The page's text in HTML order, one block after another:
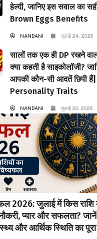
हेल्दी, जानिए इस सवाल का
Brown Eggs Benefits
NANDANI जुलाई 24, 2026
सालों तक एक ही DP रखने
क्या कहती है साइकोलॉजी?
आपकी कौन-सी आदतें छिपी हैं|
Personality Traits
NANDANI जुलाई 20, 2026
2026: जुलाई में किस राशि
प्यार और सफलता? जानें
और आर्थिक स्थिति का